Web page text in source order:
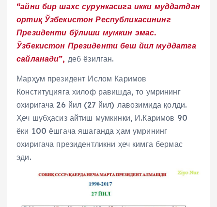
“айни бир шахс сурункасига икки муддатдан
ортиқ Ўзбекистон Республикасининг
Президенти бўлиши мумкин эмас.
Ўзбекистон Президенти беш йил муддатга
сайланади”, деб ёзилган.
Марҳум президент Ислом Каримов
Конституцияга хилоф равишда, то умрининг
охиригача 26 йил (27 йил) лавозимида қолди.
Ҳеч шубҳасиз айтиш мумкинки, И.Каримов 90
ёки 100 ёшгача яшаганда ҳам умрининг
охиригача президентликни ҳеч кимга бермас
эди.